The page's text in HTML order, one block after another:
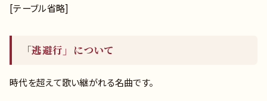
[テーブル省略]
「逃避行」について
時代を超えて歌い継がれる名曲です。